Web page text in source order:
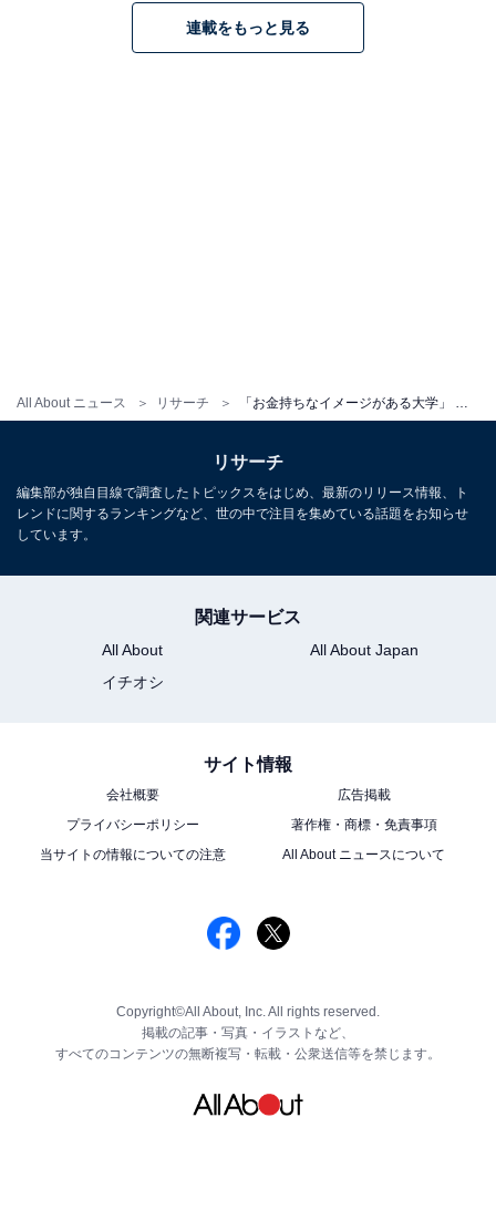
All About ニュース リサーチ
連載をもっと見る
リサーチ
編集部が独自目線で調査したトピックスをはじめ、最新のリリース情報、ト
レンドに関するランキングなど、世の中で注目を集めている話題をお知らせ
しています。
関連サービス
All About
All About Japan
イチオシ
サイト情報
会社概要
広告掲載
プライバシーポリシー
著作権・商標・免責事項
当サイトの情報についての注意
All About ニュースについて
Copyright©All About, Inc. All rights reserved.
掲載の記事・写真・イラストなど、
すべてのコンテンツの無断複写・転載・公衆送信等を禁じます。